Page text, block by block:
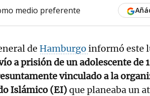
medio preferente
de Hamburgo informó este
a prisión de un adolescente de
vinculado a la
Islámico (EI)que planeaba un